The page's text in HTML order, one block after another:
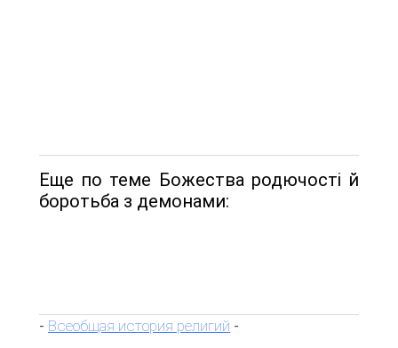
Еще по теме Божества родючості й
боротьба з демонами:
- Всеобщая история религий -